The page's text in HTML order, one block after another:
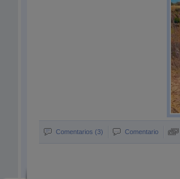
Comentarios (3) Comentario